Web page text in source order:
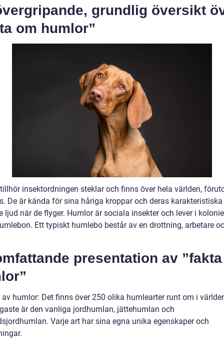
grundlig översikt
om humlor”
insektordningen steklar och finns över hela världen,
De är kända för sina håriga kroppar och deras karakteristiska
ljud när de flyger. Humlor är sociala insekter och lever i
Ett typiskt humlebo består av en drottning, arbetare
presentation av
av humlor: Det finns över 250 olika humlearter runt om i
är den vanliga jordhumlan, jättehumlan och
Varje art har sina egna unika egenskaper och